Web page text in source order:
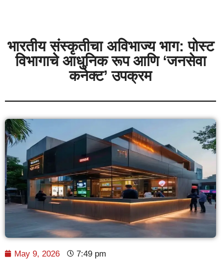
भारतीय संस्कृतीचा अविभाज्य भाग: पोस्ट
विभागाचे आधुनिक रूप आणि ‘जनसेवा
कनेक्ट’ उपक्रम
May 9, 2026 7:49 pm